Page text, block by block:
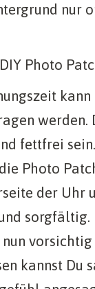
nur
werden.
fettfrei sein.
Photo
der Uhr
sorgfältig.
kannst Du